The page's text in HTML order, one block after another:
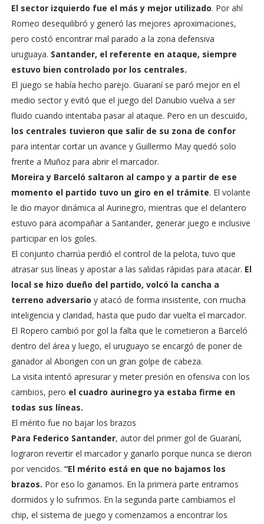
El sector izquierdo fue el más y mejor utilizado. Por ahí
Romeo desequilibró y generó las mejores aproximaciones,
pero costó encontrar mal parado a la zona defensiva
uruguaya. Santander, el referente en ataque, siempre
estuvo bien controlado por los centrales.
El juego se había hecho parejo. Guaraní se paró mejor en el
medio sector y evitó que el juego del Danubio vuelva a ser
fluido cuando intentaba pasar al ataque. Pero en un descuido,
los centrales tuvieron que salir de su zona de confor
para intentar cortar un avance y Guillermo May quedó solo
frente a Muñoz para abrir el marcador.
Moreira y Barceló saltaron al campo y a partir de ese
momento el partido tuvo un giro en el trámite. El volante
le dio mayor dinámica al Aurinegro, mientras que el delantero
estuvo para acompañar a Santander, generar juego e inclusive
participar en los goles.
El conjunto charrúa perdió el control de la pelota, tuvo que
atrasar sus líneas y apostar a las salidas rápidas para atacar. El
local se hizo dueño del partido, volcó la cancha a
terreno adversario y atacó de forma insistente, con mucha
inteligencia y claridad, hasta que pudo dar vuelta el marcador.
El Ropero cambió por gol la falta que le cometieron a Barceló
dentro del área y luego, el uruguayo se encargó de poner de
ganador al Aborigen con un gran golpe de cabeza.
La visita intentó apresurar y meter presión en ofensiva con los
cambios, pero el cuadro aurinegro ya estaba firme en
todas sus líneas.
El mérito fue no bajar los brazos
Para Federico Santander, autor del primer gol de Guaraní,
lograron revertir el marcador y ganarlo porque nunca se dieron
por vencidos. “El mérito está en que no bajamos los
brazos. Por eso lo ganamos. En la primera parte entramos
dormidos y lo sufrimos. En la segunda parte cambiamos el
chip, el sistema de juego y comenzamos a encontrar los